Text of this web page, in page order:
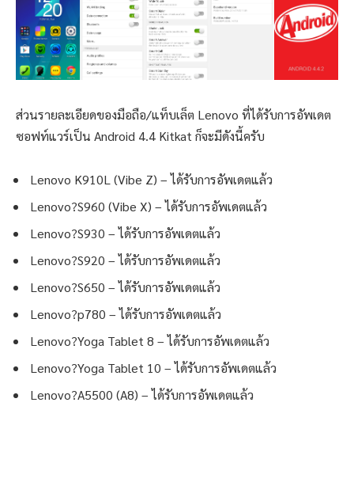
ส่วนรายละเอียดของมือถือ/แท็บเล็ต Lenovo ที่ได้รับการอัพเดต
ซอฟท์แวร์เป็น Android 4.4 Kitkat ก็จะมีดังนี้ครับ
Lenovo K910L (Vibe Z) – ได้รับการอัพเดตแล้ว
Lenovo?S960 (Vibe X) – ได้รับการอัพเดตแล้ว
Lenovo?S930 – ได้รับการอัพเดตแล้ว
Lenovo?S920 – ได้รับการอัพเดตแล้ว
Lenovo?S650 – ได้รับการอัพเดตแล้ว
Lenovo?p780 – ได้รับการอัพเดตแล้ว
Lenovo?Yoga Tablet 8 – ได้รับการอัพเดตแล้ว
Lenovo?Yoga Tablet 10 – ได้รับการอัพเดตแล้ว
Lenovo?A5500 (A8) – ได้รับการอัพเดตแล้ว